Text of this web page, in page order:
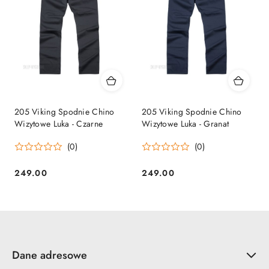
205 Viking Spodnie Chino
Wizytowe Luka - Czarne
(0)
Cena:
249.00
205 Viking Spodnie Chino
Wizytowe Luka - Granat
(0)
Cena:
249.00
Dane adresowe